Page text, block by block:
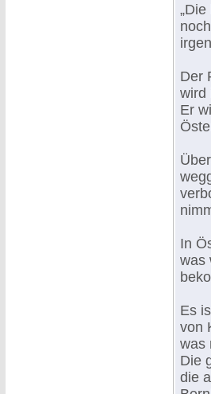
Der
wird
Er
In
was
Es
von
was
Die
die